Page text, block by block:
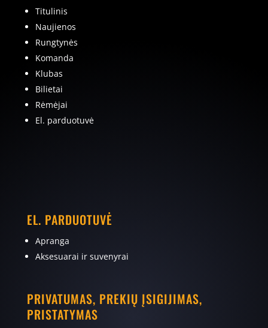
Titulinis
Naujienos
Rungtynės
Komanda
Klubas
Bilietai
Rėmėjai
El. parduotuvė
EL. PARDUOTUVĖ
Apranga
Aksesuarai ir suvenyrai
PRIVATUMAS, PREKIŲ ĮSIGIJIMAS,
PRISTATYMAS